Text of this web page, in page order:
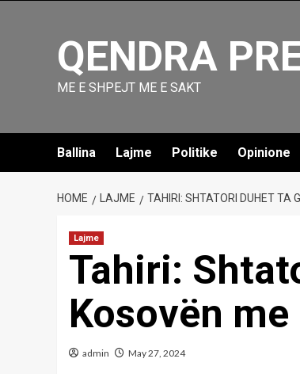
QENDRA
ME E SHPEJT ME E SAKT
Ballina Lajme Politike Opinione
HOME LAJME TAHIRI: SHTATORI DUHET TA
Lajme
Tahiri:
Kosovën
admin May 27, 2024